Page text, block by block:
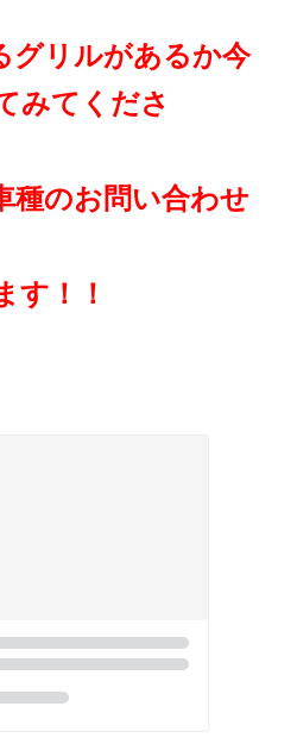
グリルがあるか今
みてくださ
種のお問い合わせ
す！！